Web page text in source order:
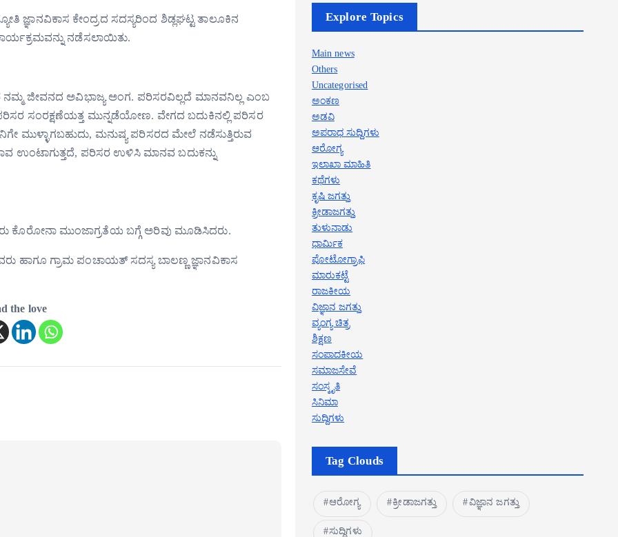
ಜ್ಞಾನವಿಕಾಸ ಕೇಂದ್ರದ ಸದಸ್ಯರಿಂದ ಶಿಡ್ಲಘಟ್ಟ ತಾಲೂಕಿನ
ನಡೆಸಲಾಯಿತು.
ನಮ್ಮ‌ ಜೀವನದ ಅವಿಭಾಜ್ಯ ಅಂಗ. ಪರಿಸರವಿಲ್ಲದೆ ಮಾನವನಿಲ್ಲ ಎಂಬ
ಸಂರಕ್ಷಣೆಯತ್ತ ಮುನ್ನಡೆಯೋಣ. ವೇಗದ ಬದುಕಿನಲ್ಲಿ ಪರಿಸರ
ಮುಳ್ಳಾಗಬಹುದು, ಮನುಷ್ಯ ಪರಿಸರದ ಮೇಲೆ ನಡೆಸುತ್ತಿರುವ
ಉಂಟಾಗುತ್ತದೆ, ಪರಿಸರ ಉಳಿಸಿ ಮಾನವ ಬದುಕನ್ನು
ಕೊರೋನಾ ಮುಂಜಾಗ್ರತೆಯ ಬಗ್ಗೆ ಅರಿವು ಮೂಡಿಸಿದರು.
ಹಾಗೂ ಗ್ರಾಮ ಪಂಚಾಯತ್ ಸದಸ್ಯ ಬಾಲಣ್ಣ ಜ್ಞಾನವಿಕಾಸ
the love
Explore Topics
Main news
Others
Uncategorised
ಅಂಕಣ
ಅಡವಿ
ಅಪರಾಧ ಸುದ್ದಿಗಳು
ಆರೋಗ್ಯ
ಇಲಾಖಾ ಮಾಹಿತಿ
ಕಥೆಗಳು
ಕೃಷಿ ಜಗತ್ತು
ಕ್ರೀಡಾಜಗತ್ತು
ತುಳುನಾಡು
ಧಾರ್ಮಿಕ
ಪೋಟೋಗ್ರಾಫಿ
ಮಾರುಕಟ್ಟೆ
ರಾಜಕೀಯ
ವಿಜ್ಞಾನ ಜಗತ್ತು
ವ್ಯಂಗ್ಯ ಚಿತ್ರ
ಶಿಕ್ಷಣ
ಸಂಪಾದಕೀಯ
ಸಮಾಜಸೇವೆ
ಸಂಸ್ಕೃತಿ
ಸಿನಿಮಾ
ಸುದ್ದಿಗಳು
Tag Clouds
ಆರೋಗ್ಯ ಕ್ರೀಡಾಜಗತ್ತು ವಿಜ್ಞಾನ ಜಗತ್ತು
ಸುದ್ದಿಗಳು